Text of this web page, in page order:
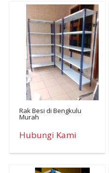
Rak Besi di Bengkulu
Murah
Hubungi Kami